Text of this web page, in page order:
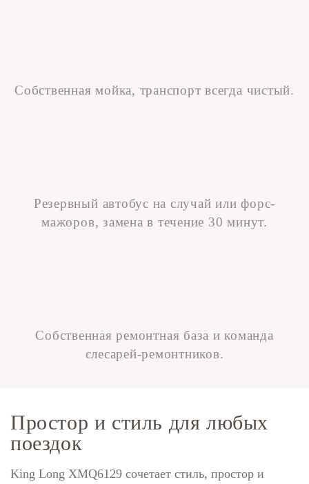
Собственная мойка, транспорт всегда чистый.
Резервный автобус на случай или форс-
мажоров, замена в течение 30 минут.
Собственная ремонтная база и команда
слесарей-ремонтников.
Простор и стиль для любых
поездок
King Long XMQ6129 сочетает стиль, простор и